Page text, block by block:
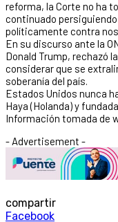
reforma, la Corte no ha
continuado
políticamente contra
En su discurso ante la
Donald Trump, rechazó
considerar que se
soberanía del país.
Estados Unidos nunca
Haya (Holanda) y
Información tomada de
- Advertisement -
compartir
Facebook